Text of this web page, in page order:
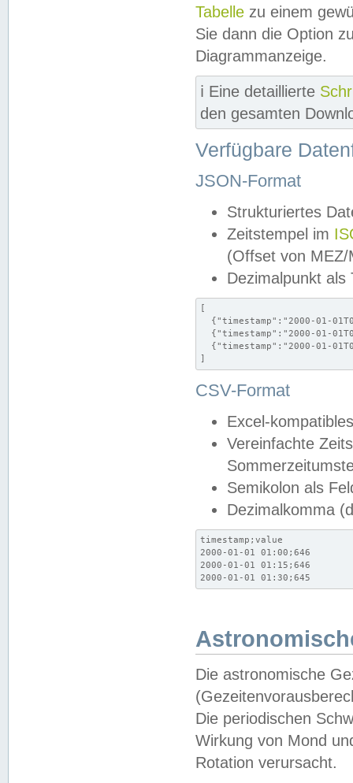
Tabelle zu einem
Sie dann die Option
Diagrammanzeige.
ℹ️ Eine detaillierte
den gesamten
Verfügbare
JSON-Format
Strukturiertes
Zeitstempel im
(Offset von MEZ/
Dezimalpunkt als
[
{"timestamp":"2000-01-
{"timestamp":"2000-01-
{"timestamp":"2000-01-
]
CSV-Format
Excel-
Vereinfachte
Semikolon als
Dezimalkomma
timestamp;value
2000-01-01 01:00;646
2000-01-01 01:15;646
2000-01-01 01:30;645
Die astronomische
Die periodischen
Wirkung von Mond
Rotation verursacht.